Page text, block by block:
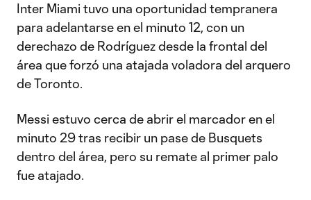
Inter Miami tuvo una oportunidad tempranera
para adelantarse en el minuto 12, con un
derechazo de Rodríguez desde la frontal del
área que forzó una atajada voladora del arquero
de Toronto.
Messi estuvo cerca de abrir el marcador en el
minuto 29 tras recibir un pase de Busquets
dentro del área, pero su remate al primer palo
fue atajado.